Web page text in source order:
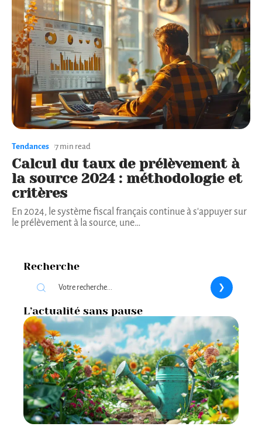
Tendances 7 min read
Calcul du taux de prélèvement à
la source 2024 : méthodologie et
critères
En 2024, le système fiscal français continue à s'appuyer sur
le prélèvement à la source, une…
Recherche
L’actualité sans pause